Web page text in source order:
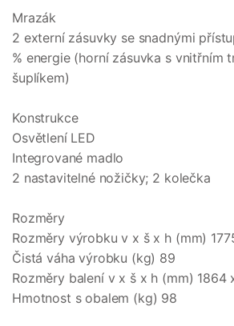
Mrazák
2 externí zásuvky se snadnými
% energie (horní zásuvka s vnitřním
šuplíkem)
Konstrukce
Osvětlení LED
Integrované madlo
2 nastavitelné nožičky; 2 kolečka
Rozměry
Rozměry výrobku v x š x h (mm)
Čistá váha výrobku (kg) 89
Rozměry balení v x š x h (mm) 1864
Hmotnost s obalem (kg) 98